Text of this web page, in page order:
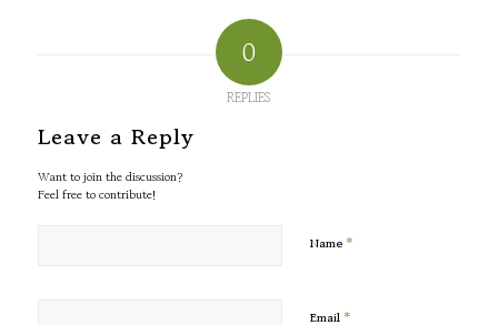
0
REPLIES
Leave a Reply
Want to join the discussion?
Feel free to contribute!
Name *
Email *